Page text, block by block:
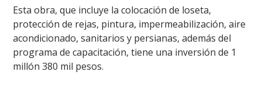
Esta obra, que incluye la colocación de loseta,
protección de rejas, pintura, impermeabilización, aire
acondicionado, sanitarios y persianas, además del
programa de capacitación, tiene una inversión de 1
millón 380 mil pesos.